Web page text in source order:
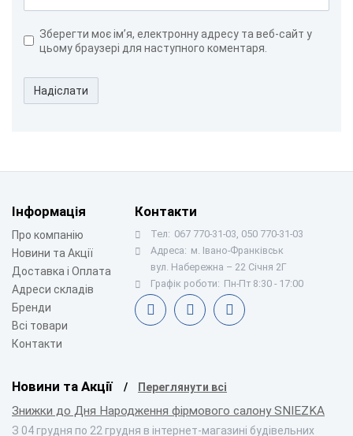
Зберегти моє ім’я, електронну адресу та веб-сайт у
цьому браузері для наступного коментаря.
Надіслати
Інформація
Про компанію
Новини та Акції
Доставка і Оплата
Адреси складів
Бренди
Всі товари
Контакти
Контакти
Тел: 067 770-31-03, 050 770-31-03
Адреса: м. Івано-Франківськ
вул. Набережна – 22 Січня 2Г
Графік роботи: Пн-Пт 8:30 - 17:00
Новини та Акції Переглянути всі
Знижки до Дня Народження фірмового салону SNIEZKA
З 04 грудня по 22 грудня в інтернет-магазині будівельних